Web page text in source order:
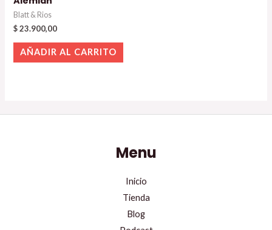
Blatt & Rios
$23.900,00
AÑADIR AL CARRITO
Menu
Inicio
Tienda
Blog